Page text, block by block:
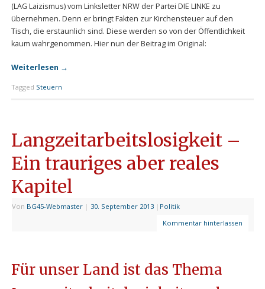
(LAG Laizismus) vom Linksletter NRW der Partei DIE LINKE zu
übernehmen. Denn er bringt Fakten zur Kirchensteuer auf den
Tisch, die erstaunlich sind. Diese werden so von der Öffentlichkeit
kaum wahrgenommen. Hier nun der Beitrag im Original:
Weiterlesen →
Tagged Steuern
Langzeitarbeitslosigkeit –
Ein trauriges aber reales
Kapitel
Von BG45-Webmaster | 30. September 2013 | Politik
Kommentar hinterlassen
Für unser Land ist das Thema